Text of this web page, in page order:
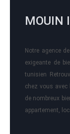
MOUIN
Notre agence
exigeante de
tunisien
chez vous
de nombreux
appartement,